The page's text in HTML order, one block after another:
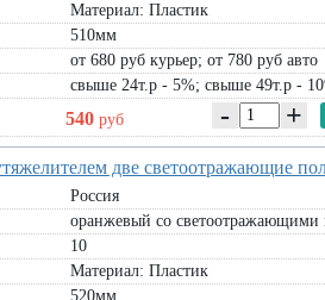
Материал: Пластик
510мм
от 680 руб курьер; от 780 руб авто
свыше 24т.р - 5%; свыше 49т.р -
540 руб - +
две светоотражающие
Россия
оранжевый со светоотражающими
10
Материал: Пластик
520мм